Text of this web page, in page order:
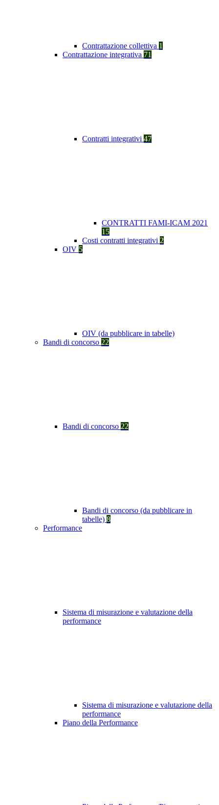
Contrattazione collettiva 1
Contrattazione integrativa 71
Contratti integrativi 47
CONTRATTI FAMI-ICAM 2021
15
Costi contratti integrativi 2
OIV 5
OIV (da pubblicare in tabelle)
Bandi di concorso 22
Bandi di concorso 22
Bandi di concorso (da pubblicare in
tabelle) 8
Performance
Sistema di misurazione e valutazione della
performance
Sistema di misurazione e valutazione della
performance
Piano della Performance